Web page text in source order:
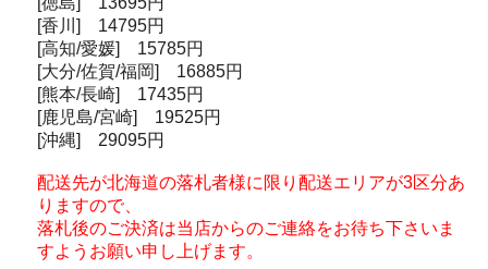
[香川] 14795円
[高知/愛媛] 15785円
[大分/佐賀/福岡] 16885円
[熊本/長崎] 17435円
[鹿児島/宮崎] 19525円
[沖縄] 29095円
配送先が北海道の落札者様に限り配送エリアが3区分あ
りますので、
落札後のご決済は当店からのご連絡をお待ち下さいま
すようお願い申し上げます。